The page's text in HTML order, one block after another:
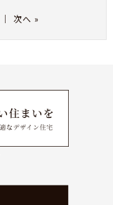
｜ 次へ »